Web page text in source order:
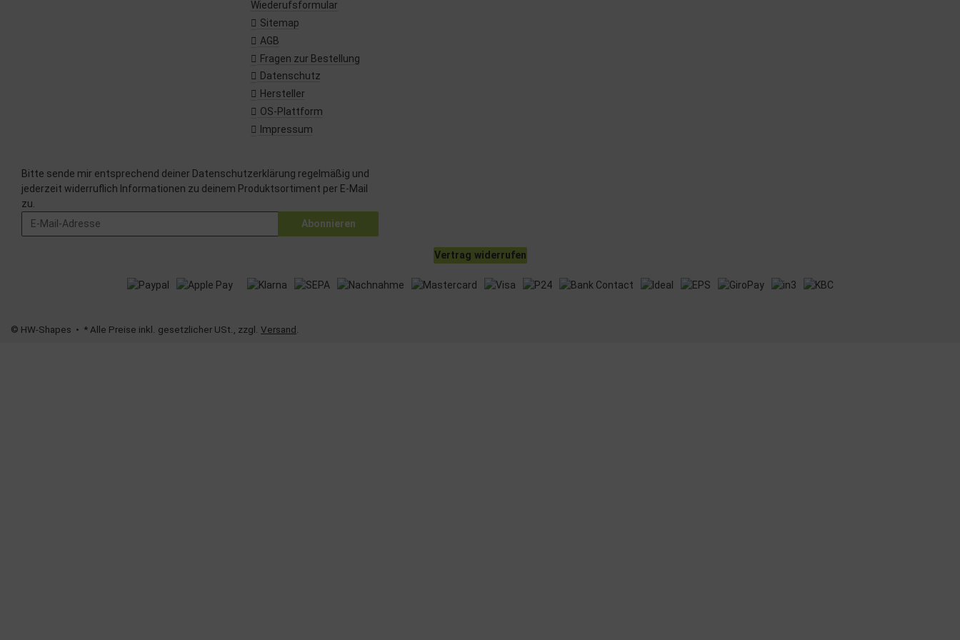
Wiederufsformular
Sitemap
AGB
Fragen zur Bestellung
Datenschutz
Hersteller
OS-Plattform
Impressum
Bitte sende mir entsprechend deiner Datenschutzerklärung regelmäßig und
jederzeit widerruflich Informationen zu deinem Produktsortiment per E-Mail
zu.
Abonnieren
Vertrag widerrufen
© HW-Shapes • * Alle Preise inkl. gesetzlicher USt., zzgl. Versand .